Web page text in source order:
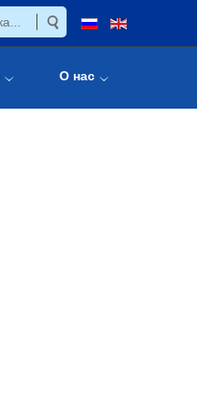
О нас